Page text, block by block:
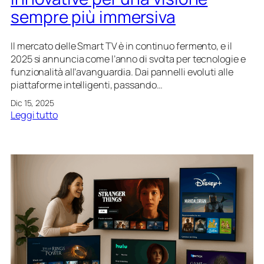
i
n
t
r
a
t
t
n
e
t
o
d
o
m
e
s
i
m
m
a
g
i
n
:
m
r
i
c
o
n
o
s
sempre più immersiva
Il mercato delle Smart TV è in continuo fermento, e il
2025 si annuncia come l’anno di svolta per tecnologie e
funzionalità all’avanguardia. Dai pannelli evoluti alle
piattaforme intelligenti, passando…
Dic 15, 2025
Leggi tutto:
a
T
V
2
0
2
5